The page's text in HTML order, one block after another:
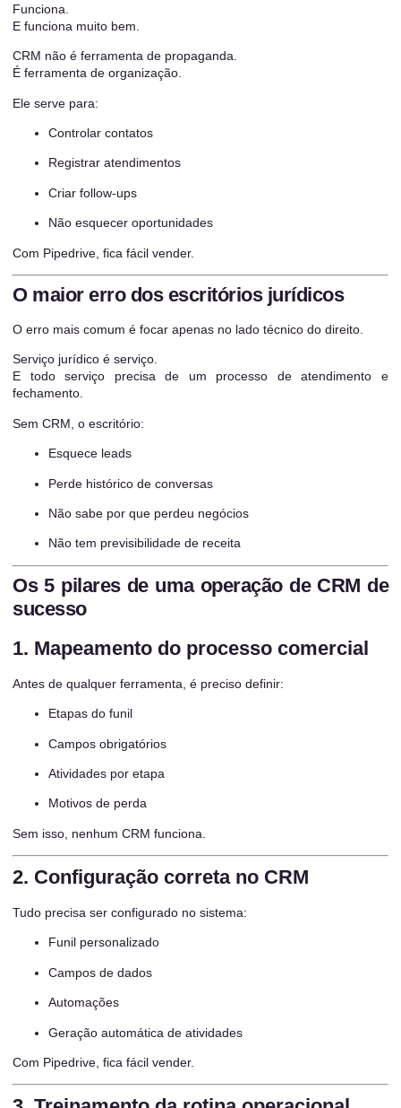
Funciona.
E funciona muito bem.
CRM não é ferramenta de propaganda.
É ferramenta de organização.
Ele serve para:
Controlar contatos
Registrar atendimentos
Criar follow-ups
Não esquecer oportunidades
Com Pipedrive, fica fácil vender.
O maior erro dos escritórios jurídicos
O erro mais comum é focar apenas no lado técnico do direito.
Serviço jurídico é serviço.
E todo serviço precisa de um processo de atendimento e
fechamento.
Sem CRM, o escritório:
Esquece leads
Perde histórico de conversas
Não sabe por que perdeu negócios
Não tem previsibilidade de receita
Os 5 pilares de uma operação de CRM de
sucesso
1. Mapeamento do processo comercial
Antes de qualquer ferramenta, é preciso definir:
Etapas do funil
Campos obrigatórios
Atividades por etapa
Motivos de perda
Sem isso, nenhum CRM funciona.
2. Configuração correta no CRM
Tudo precisa ser configurado no sistema:
Funil personalizado
Campos de dados
Automações
Geração automática de atividades
Com Pipedrive, fica fácil vender.